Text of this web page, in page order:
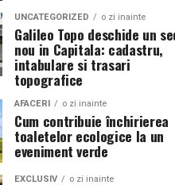
UNCATEGORIZED o zi inainte
Galileo Topo deschide un
nou in Capitala: cadastru,
intabulare si trasari
topografice
AFACERI o zi inainte
Cum contribuie închirierea
toaletelor ecologice la un
eveniment verde
EXCLUSIV o zi inainte